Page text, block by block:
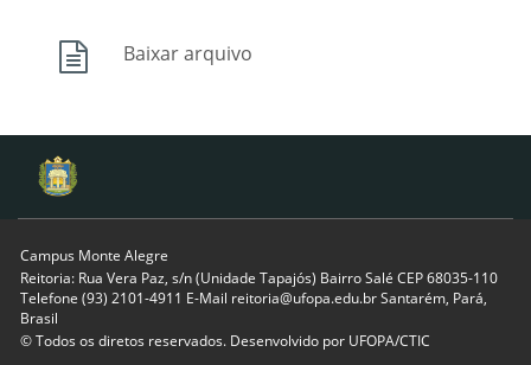
Baixar arquivo
Campus Monte Alegre
Reitoria: Rua Vera Paz, s/n (Unidade Tapajós) Bairro Salé CEP 68035-110
Telefone (93) 2101-4911 E-Mail reitoria@ufopa.edu.br Santarém, Pará,
Brasil
© Todos os diretos reservados. Desenvolvido por UFOPA/CTIC